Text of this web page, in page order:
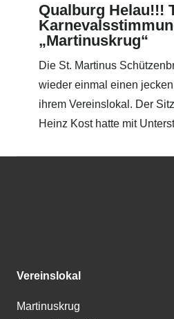
Qualburg Helau!!!
„Martinuskrug“
Die St. Martinus
wieder einmal einen
ihrem Vereinslokal. Der
Heinz Kost hatte mit
Vereinslokal
Martinuskrug